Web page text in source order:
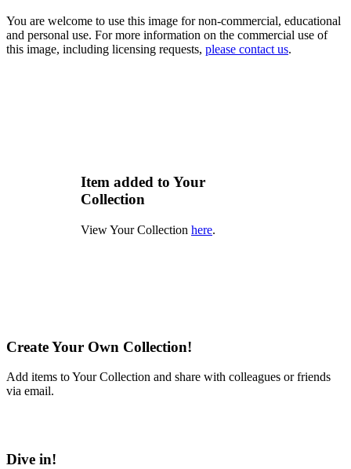
You are welcome to use this image for non-commercial, educational
and personal use. For more information on the commercial use of
this image, including licensing requests, please contact us.
Item added to Your
Collection
View Your Collection here.
Create Your Own Collection!
Add items to Your Collection and share with colleagues or friends
via email.
Dive in!